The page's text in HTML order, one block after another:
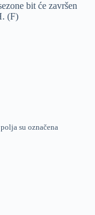
bit će završen
(F)
su označena